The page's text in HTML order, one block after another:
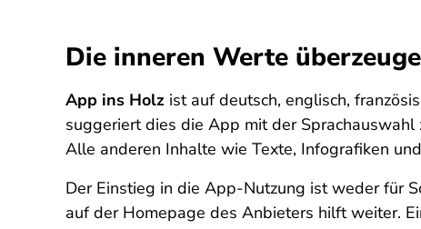
Die inneren Werte
App ins Holz ist auf deutsch, englisch,
suggeriert dies die App mit der
Alle anderen Inhalte wie Texte, Infografiken
Der Einstieg in die App-Nutzung ist weder für
auf der Homepage des Anbieters hilft weiter.